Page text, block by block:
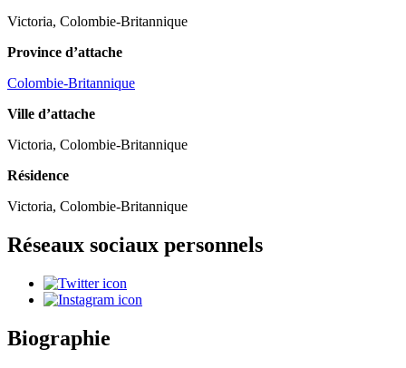
Victoria, Colombie-Britannique
Province d’attache
Colombie-Britannique
Ville d’attache
Victoria, Colombie-Britannique
Résidence
Victoria, Colombie-Britannique
Réseaux sociaux personnels
Biographie